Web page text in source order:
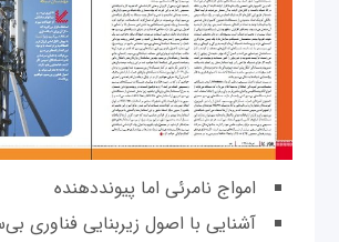
امواج نامرئی اما پیونددهنده
آشنایی با اصول زیربنایی فناوری